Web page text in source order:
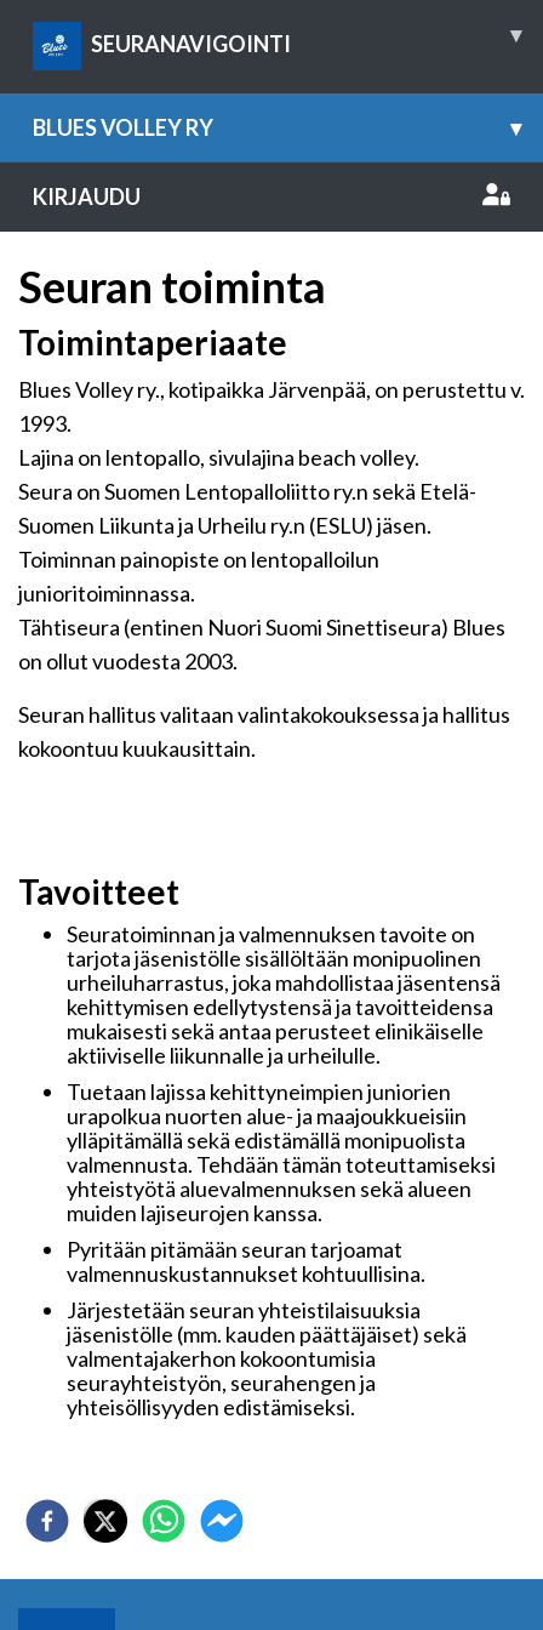
SEURANAVIGOINTI ▾
BLUES VOLLEY RY ▾
KIRJAUDU
Seuran toiminta
Toimintaperiaate
Blues Volley ry., kotipaikka Järvenpää, on perustettu v.
1993.
Lajina on lentopallo, sivulajina beach volley.
Seura on Suomen Lentopalloliitto ry.n sekä Etelä-
Suomen Liikunta ja Urheilu ry.n (ESLU) jäsen.
Toiminnan painopiste on lentopalloilun
junioritoiminnassa.
Tähtiseura (entinen Nuori Suomi Sinettiseura) Blues
on ollut vuodesta 2003.
Seuran hallitus valitaan valintakokouksessa ja hallitus
kokoontuu kuukausittain.
Tavoitteet
Seuratoiminnan ja valmennuksen tavoite on
tarjota jäsenistölle sisällöltään monipuolinen
urheiluharrastus, joka mahdollistaa jäsentensä
kehittymisen edellytystensä ja tavoitteidensa
mukaisesti sekä antaa perusteet elinikäiselle
aktiiviselle liikunnalle ja urheilulle.
Tuetaan lajissa kehittyneimpien juniorien
urapolkua nuorten alue- ja maajoukkueisiin
ylläpitämällä sekä edistämällä monipuolista
valmennusta. Tehdään tämän toteuttamiseksi
yhteistyötä aluevalmennuksen sekä alueen
muiden lajiseurojen kanssa.
Pyritään pitämään seuran tarjoamat
valmennuskustannukset kohtuullisina.
Järjestetään seuran yhteistilaisuuksia
jäsenistölle (mm. kauden päättäjäiset) sekä
valmentajakerhon kokoontumisia
seurayhteistyön, seurahengen ja
yhteisöllisyyden edistämiseksi.